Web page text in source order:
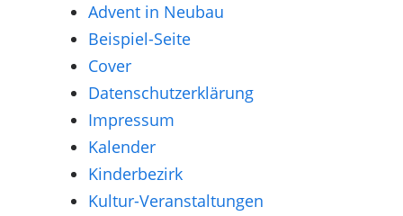
Advent in Neubau
Beispiel-Seite
Cover
Datenschutzerklärung
Impressum
Kalender
Kinderbezirk
Kultur-Veranstaltungen